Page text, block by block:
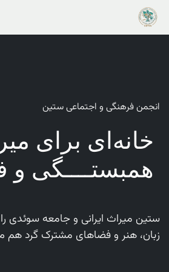
Skip to Content
انجمن فرهنگی و اجتماعی ستین
خانه‌ای برای
همبستــــگی و
ستین میراث ایرانی و جامعه سوئدی را
زبان، هنر و فضاهای مشترک گرد هم